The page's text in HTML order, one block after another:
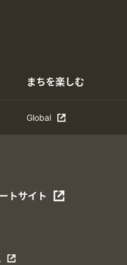
まちを楽しむ
Global
トサイト